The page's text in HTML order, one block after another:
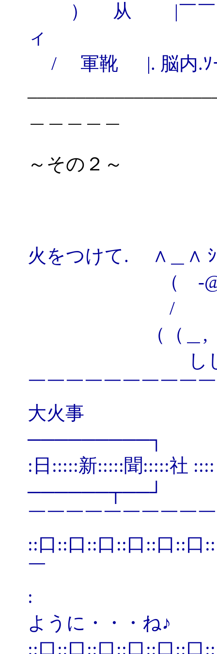
） 从 |￣
ィ
/ 軍靴 |. 脳
～その２～
火をつけて. ∧＿∧ ｼ
（ -@∀
/
（（＿,
しし'
￣￣￣￣￣￣￣￣￣
大火事
─────────┐ ／￣
:日:::::新:::::聞
──────┬──┘ |
￣￣￣￣￣￣￣￣
::口::口::口::口::
￣
: | ＜ ヽ
ように・・・ね♪
::口::口::口::口::